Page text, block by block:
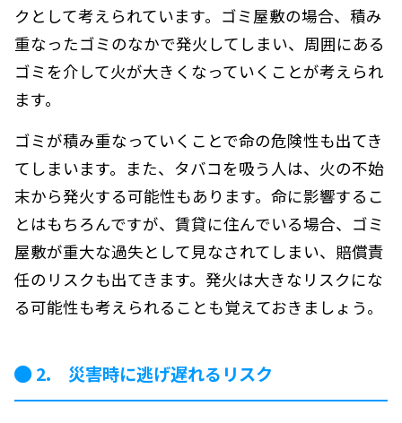
クとして考えられています。ゴミ屋敷の場合、積み
重なったゴミのなかで発火してしまい、周囲にある
ゴミを介して火が大きくなっていくことが考えられ
ます。
ゴミが積み重なっていくことで命の危険性も出てき
てしまいます。また、タバコを吸う人は、火の不始
末から発火する可能性もあります。命に影響するこ
とはもちろんですが、賃貸に住んでいる場合、ゴミ
屋敷が重大な過失として見なされてしまい、賠償責
任のリスクも出てきます。発火は大きなリスクにな
る可能性も考えられることも覚えておきましょう。
2. 災害時に逃げ遅れるリスク